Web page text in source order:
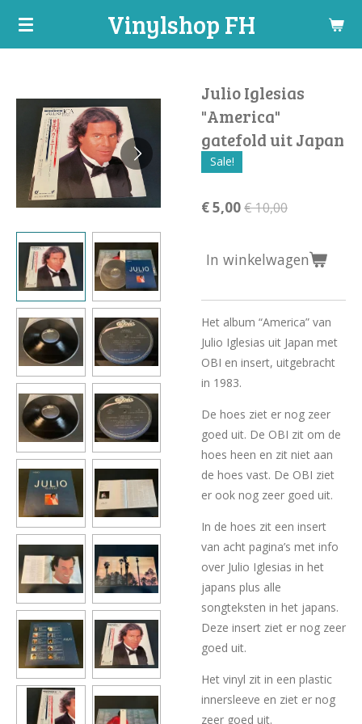
Ga
hoofdinhoud
Vinylshop FH
Julio Iglesias
"America"
gatefold uit Japan
Sale!
€ 5,00€ 10,00
In winkelwagen
Het album “America” van
Julio Iglesias uit Japan met
OBI en insert, uitgebracht
in 1983.
De hoes ziet er nog zeer
goed uit. De OBI zit om de
hoes heen en zit niet aan
de hoes vast. De OBI ziet
er ook nog zeer goed uit.
In de hoes zit een insert
van acht pagina’s met info
over Julio Iglesias in het
japans plus alle
songteksten in het japans.
Deze insert ziet er nog zeer
goed uit.
Het vinyl zit in een plastic
innersleeve en ziet er nog
zeer goed uit.